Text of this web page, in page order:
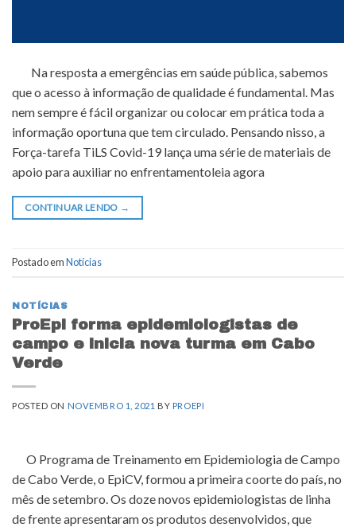
Na resposta a emergências em saúde pública, sabemos
que o acesso à informação de qualidade é fundamental. Mas
nem sempre é fácil organizar ou colocar em prática toda a
informação oportuna que tem circulado. Pensando nisso, a
Força-tarefa TiLS Covid-19 lança uma série de materiais de
apoio para auxiliar no enfrentamentoleia agora
CONTINUAR LENDO →
Postado emNotícias
NOTÍCIAS
ProEpi forma epidemiologistas de
campo e inicia nova turma em Cabo
Verde
POSTED ON NOVEMBRO 1, 2021 BY PROEPI
O Programa de Treinamento em Epidemiologia de Campo
de Cabo Verde, o EpiCV, formou a primeira coorte do país, no
mês de setembro. Os doze novos epidemiologistas de linha
de frente apresentaram os produtos desenvolvidos, que